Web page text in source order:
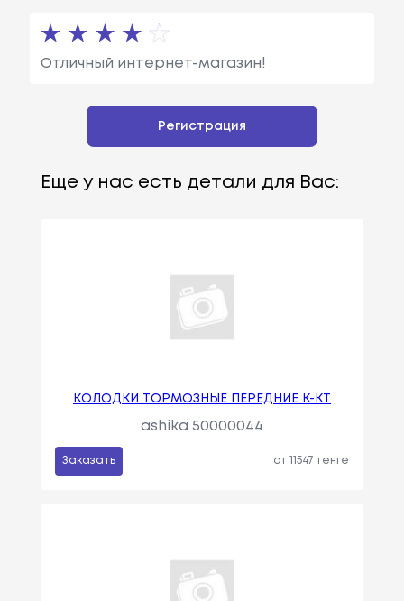
Отличный интернет-магазин!
Регистрация
Еще у нас есть детали для Вас:
КОЛОДКИ ТОРМОЗНЫЕ ПЕРЕДНИЕ К-КТ
ashika 50000044
Заказать от 11547 тенге